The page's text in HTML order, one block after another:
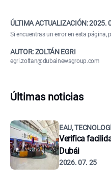
ÚLTIMA ACTUALIZACIÓN:2025.
Si encuentras un error en esta página,
AUTOR: ZOLTÁN EGRI
egri.zoltan@dubainewsgroup.com
Últimas noticias
EAU,
Verifica
Dubái
2026. 07. 25